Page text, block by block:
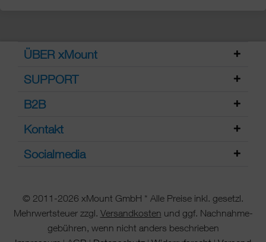
ÜBER xMount
SUPPORT
B2B
Kontakt
Socialmedia
© 2011-2026 xMount GmbH * Alle Preise inkl. gesetzl.
Mehrwertsteuer zzgl. Versandkosten und ggf. Nachnahme-
gebühren, wenn nicht anders beschrieben